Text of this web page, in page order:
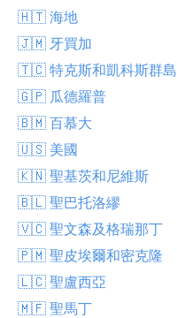
🇭🇹 海地
🇯🇲 牙買加
🇹🇨 特克斯和凱科斯群島
🇬🇵 瓜德羅普
🇧🇲 百慕大
🇺🇸 美國
🇰🇳 聖基茨和尼維斯
🇧🇱 聖巴托洛繆
🇻🇨 聖文森及格瑞那丁
🇵🇲 聖皮埃爾和密克隆
🇱🇨 聖盧西亞
🇲🇫 聖馬丁